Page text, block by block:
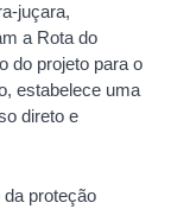
juçara,
a Rota do
do projeto para o
estabelece uma
direto e
proteção